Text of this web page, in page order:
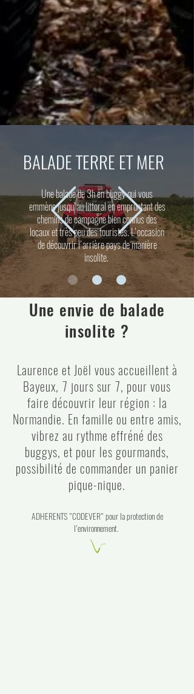
BALADE TERRE ET MER
Une balade de 3h en buggy qui vous
emmène jusqu'au littoral en empruntant des
chemins de campagne bien connus des
locaux et très peu des touristes. L'occasion
de découvrir l'arrière pays de manière
insolite.
Laurence et Joël vous accueillent à
Bayeux, 7 jours sur 7, pour vous
faire découvrir leur région : la
Normandie. En famille ou entre amis,
vibrez au rythme effréné des
buggys, et pour les gourmands,
possibilité de commander un panier
pique-nique.
ADHERENTS "CODEVER" pour la protection de
l'environnement.
Une envie de balade
insolite ?